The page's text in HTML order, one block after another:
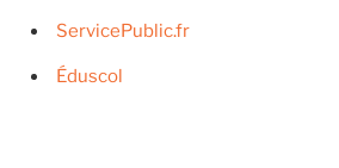
ServicePublic.fr
Éduscol